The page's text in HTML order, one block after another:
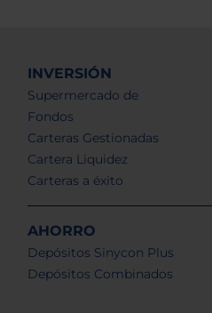
INVERSIÓN
Supermercado de
Fondos
Carteras Gestionadas
Cartera Liquidez
Carteras a éxito
AHORRO
Depósitos Sinycon Plus
Depósitos Combinados